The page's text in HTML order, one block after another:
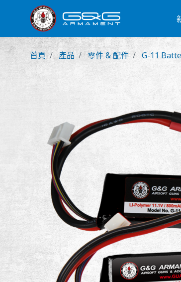
首頁 產品 零件 & 配件 G-11